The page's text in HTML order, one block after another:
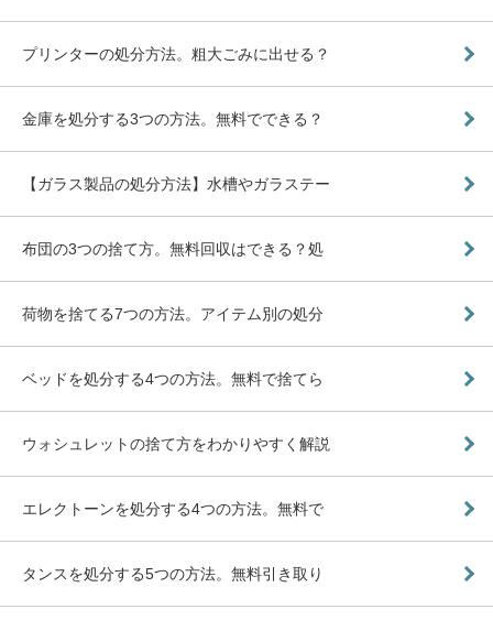
プリンターの処分方法。粗大ごみに出せる？
金庫を処分する3つの方法。無料でできる？
【ガラス製品の処分方法】水槽やガラステー
布団の3つの捨て方。無料回収はできる？処
荷物を捨てる7つの方法。アイテム別の処分
ベッドを処分する4つの方法。無料で捨てら
ウォシュレットの捨て方をわかりやすく解説
エレクトーンを処分する4つの方法。無料で
タンスを処分する5つの方法。無料引き取り